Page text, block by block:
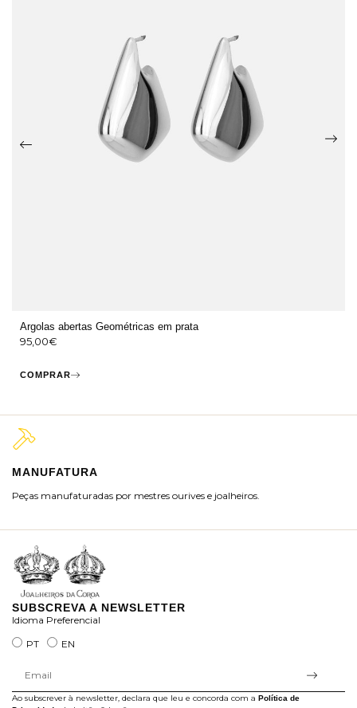
Argolas abertas Geométricas em prata
95,00€
COMPRAR
MANUFATURA
Peças manufaturadas por mestres ourives e joalheiros.
SUBSCREVA A NEWSLETTER
Idioma Preferencial
PT
EN
Ao subscrever à newsletter, declara que leu e concorda com a Política de